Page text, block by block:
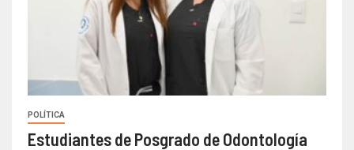
POLÍTICA
Estudiantes de Posgrado de Odontología